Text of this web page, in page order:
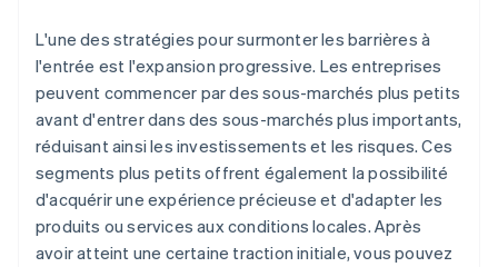
L'une des stratégies pour surmonter les barrières à
l'entrée est l'expansion progressive. Les entreprises
peuvent commencer par des sous-marchés plus petits
avant d'entrer dans des sous-marchés plus importants,
réduisant ainsi les investissements et les risques. Ces
segments plus petits offrent également la possibilité
d'acquérir une expérience précieuse et d'adapter les
produits ou services aux conditions locales. Après
avoir atteint une certaine traction initiale, vous pouvez